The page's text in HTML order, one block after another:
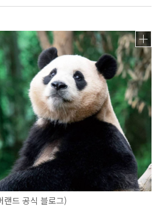
드 공식 블로그)